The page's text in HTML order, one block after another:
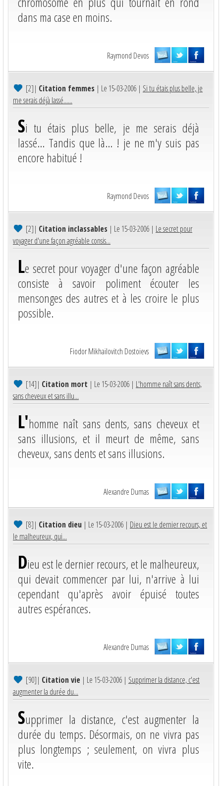
dans ma case en moins.
Raymond Devos
[2]| Citation femmes | Le 15-03-2006 | Si tu étais plus belle, je
me serais déjà lassé......
Si tu étais plus belle, je me serais déjà
lassé... Tandis que là... ! je ne m'y suis pas
encore habitué !
Raymond Devos
[2]| Citation inclassables | Le 15-03-2006 | Le secret pour
voyager d'une façon agréable consis...
Le secret pour voyager d'une façon agréable
consiste à savoir poliment écouter les
mensonges des autres et à les croire le plus
possible.
Fiodor Mikhaïlovitch Dostoïevs
[14]| Citation mort | Le 15-03-2006 | L'homme naît sans dents,
sans cheveux et sans illu...
L'homme naît sans dents, sans cheveux et
sans illusions, et il meurt de même, sans
cheveux, sans dents et sans illusions.
Alexandre Dumas
[8]| Citation dieu | Le 15-03-2006 | Dieu est le dernier recours, et
le malheureux, qui...
Dieu est le dernier recours, et le malheureux,
qui devait commencer par lui, n'arrive à lui
cependant qu'après avoir épuisé toutes
autres espérances.
Alexandre Dumas
[90]| Citation vie | Le 15-03-2006 | Supprimer la distance, c'est
augmenter la durée du...
Supprimer la distance, c'est augmenter la
durée du temps. Désormais, on ne vivra pas
plus longtemps ; seulement, on vivra plus
vite.